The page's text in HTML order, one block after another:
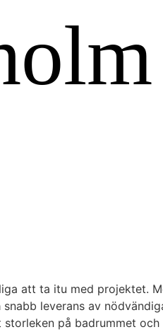
att ta itu med projektet.
leverans av
på badrummet